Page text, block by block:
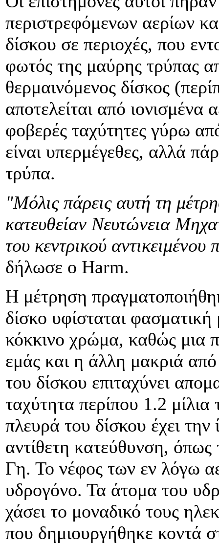
περιστρεφόμενων αερίων
δίσκου σε περιοχές, που
φωτός της μαύρης τρύπας
θερμαινόμενος δίσκος
αποτελείται από ιονισμένα
φοβερές ταχύτητες γύρω
είναι υπερμέγεθες, αλλά
τρύπα.
"Μόλις πάρεις αυτή τη
κατευθείαν Νευτώνεια
του κεντρικού αντικειμένου
δήλωσε ο Harm.
Η μέτρηση
δίσκο υφίσταται
κόκκινο χρώμα, καθώς μια
εμάς και η άλλη μακριά
του δίσκου επιταχύνει
ταχύτητα περίπου 1.2
πλευρά του δίσκου έχει
αντίθετη κατεύθυνση,
Γη. Το νέφος των εν λόγω
υδρογόνο. Τα άτομα του
χάσει το μοναδικό τους
που δημιουργήθηκε κοντά